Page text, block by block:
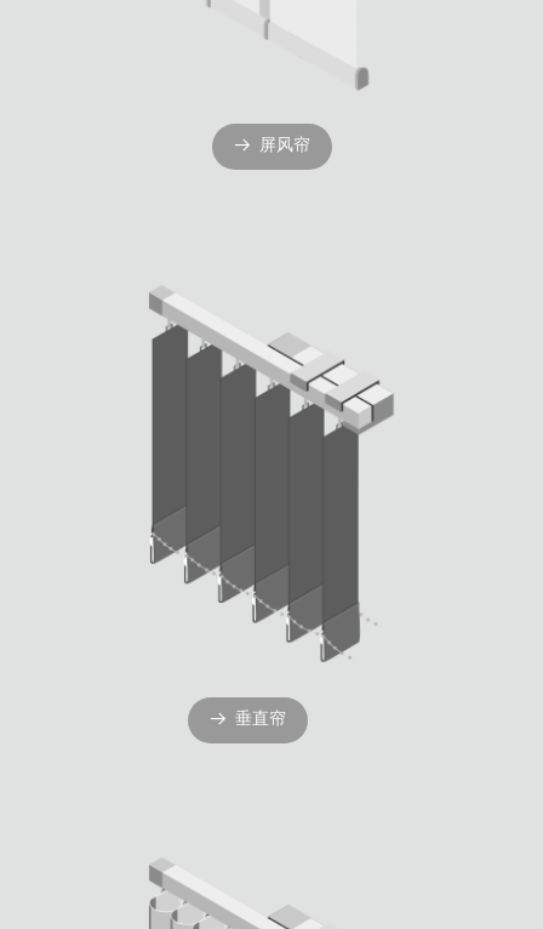
뀠 屏风帘
뀠 垂直帘